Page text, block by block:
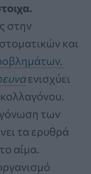
στην
και
ενισχύει
των
τα ερυθρά
αίμα.